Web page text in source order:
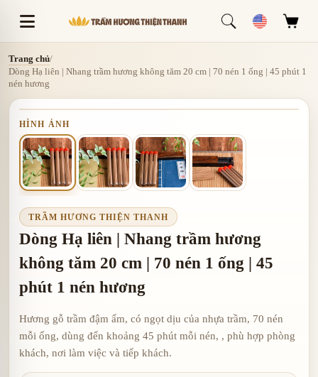
Trang chủ/
Dòng Hạ liên | Nhang trầm hương không tăm 20 cm | 70 nén 1 ống | 45 phút 1
nén hương
HÌNH ẢNH
TRẦM HƯƠNG THIỆN THANH
Dòng Hạ liên | Nhang trầm hương
không tăm 20 cm | 70 nén 1 ống | 45
phút 1 nén hương
Hương gỗ trầm đậm ấm, có ngọt dịu của nhựa trầm, 70 nén
mỗi ống, dùng đến khoảng 45 phút mỗi nén, , phù hợp phòng
khách, nơi làm việc và tiếp khách.